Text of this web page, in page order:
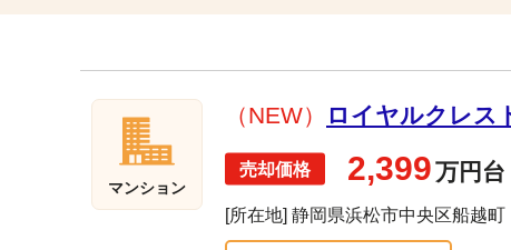
マンション
（NEW） ロイヤルクレス
2,399万円台
[所在地] 静岡県浜松市中央区船越町